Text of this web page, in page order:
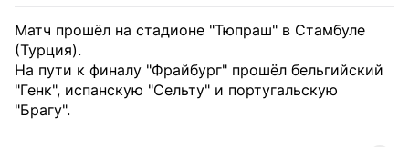
Матч прошёл на стадионе "Тюпраш" в Стамбуле
(Турция).
На пути к финалу "Фрайбург" прошёл бельгийский
"Генк", испанскую "Сельту" и португальскую
"Брагу".